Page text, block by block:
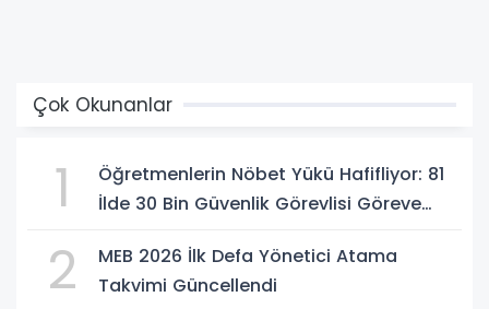
Çok Okunanlar
1
Öğretmenlerin Nöbet Yükü Hafifliyor: 81
İlde 30 Bin Güvenlik Görevlisi Göreve
2
MEB 2026 İlk Defa Yönetici Atama
Takvimi Güncellendi